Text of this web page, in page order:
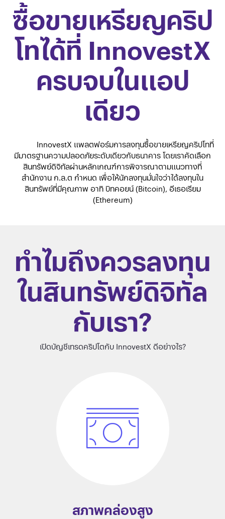
ซื้อขายเหรียญคริป
โทได้ที่ InnovestX
ครบจบในแอป
เดียว
InnovestX แพลตฟอร์มการลงทุนซื้อขายเหรียญคริปโทที่
มีมาตรฐานความปลอดภัยระดับเดียวกับธนาคาร โดยเราคัดเลือก
สินทรัพย์ดิจิทัลผ่านหลักเกณฑ์การพิจารณาตามแนวทางที่
สำนักงาน ก.ล.ต กำหนด เพื่อให้นักลงทุนมั่นใจว่าได้ลงทุนใน
สินทรัพย์ที่มีคุณภาพ อาทิ บิทคอยน์ (Bitcoin), อีเธอเรียม
(Ethereum)
ทำไมถึงควรลงทุน
ในสินทรัพย์ดิจิทัล
กับเรา?
เปิดบัญชีเทรดคริปโตกับ InnovestX ดีอย่างไร?
สภาพคล่องสูง